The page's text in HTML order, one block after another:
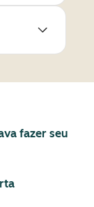
fazer seu